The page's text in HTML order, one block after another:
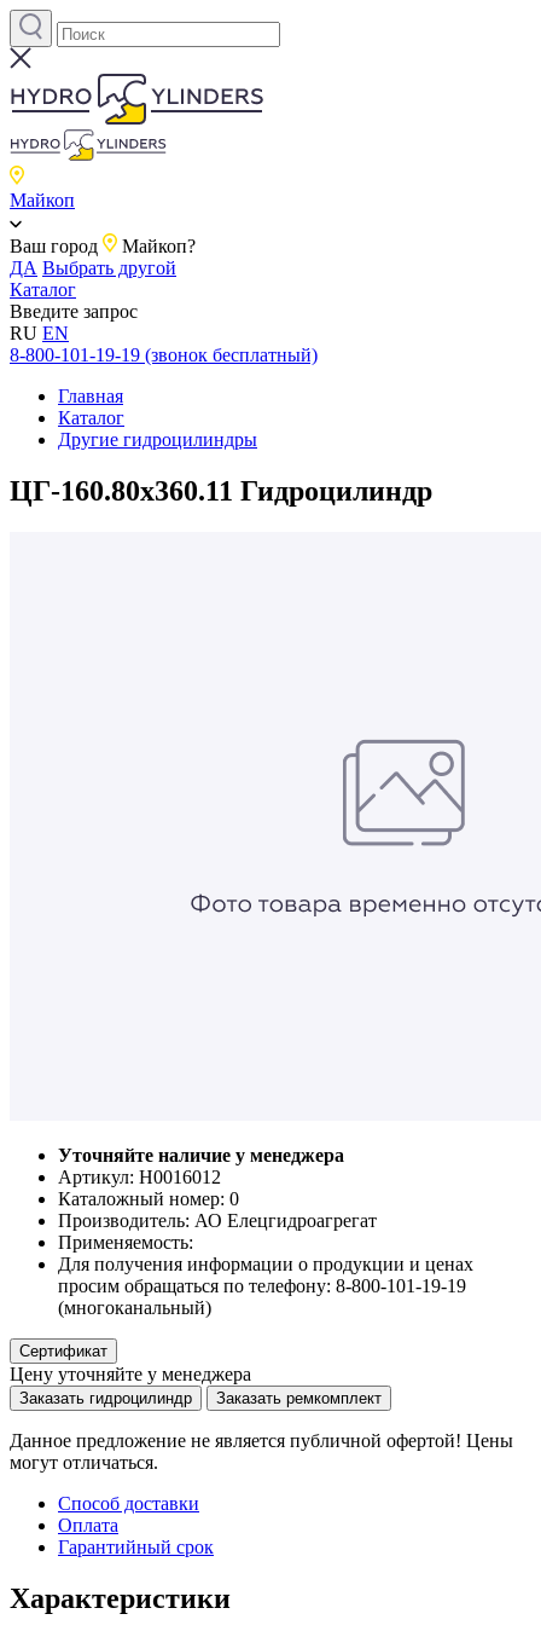
Майкоп
Ваш город
Майкоп?
ДА Выбрать другой
Каталог
Введите запрос
RU EN
8-800-101-19-19 (звонок бесплатный)
Главная
Каталог
Другие гидроцилиндры
ЦГ-160.80х360.11 Гидроцилиндр
Уточняйте наличие у менеджера
Артикул: Н0016012
Каталожный номер: 0
Производитель: АО Елецгидроагрегат
Применяемость:
Для получения информации о продукции и ценах
просим обращаться по телефону: 8-800-101-19-19
(многоканальный)
Сертификат
Цену уточняйте у менеджера
Заказать гидроцилиндр Заказать ремкомплект
Данное предложение не является публичной офертой! Цены
могут отличаться.
Способ доставки
Оплата
Гарантийный срок
Характеристики